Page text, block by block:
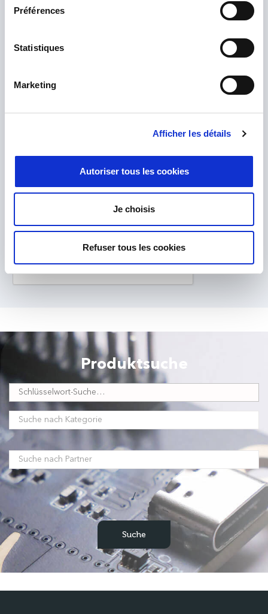
Préférences
Statistiques
Marketing
Afficher les détails
Autoriser tous les cookies
Je choisis
Refuser tous les cookies
Ich habe dieDatenschutzrichtliniegelesen und akzeptiere sie.*
Produktsuche
/